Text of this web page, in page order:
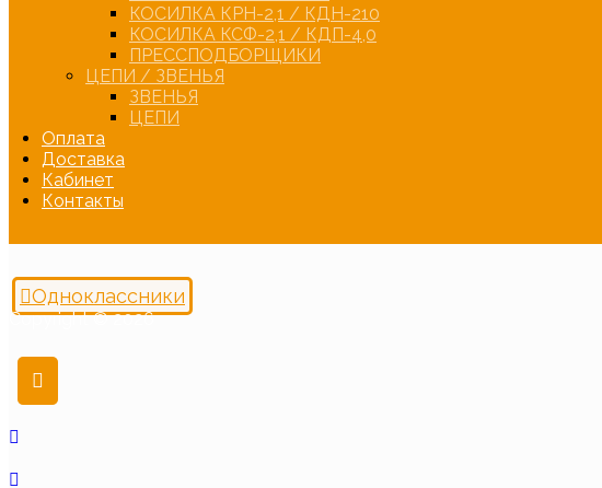
КОСИЛКА КРН-2,1 / КДН-210
КОСИЛКА КСФ-2,1 / КДП-4,0
ПРЕССПОДБОРЩИКИ
ЦЕПИ / ЗВЕНЬЯ
ЗВЕНЬЯ
ЦЕПИ
Оплата
Доставка
Кабинет
Контакты
Одноклассники
Copyright © 2026